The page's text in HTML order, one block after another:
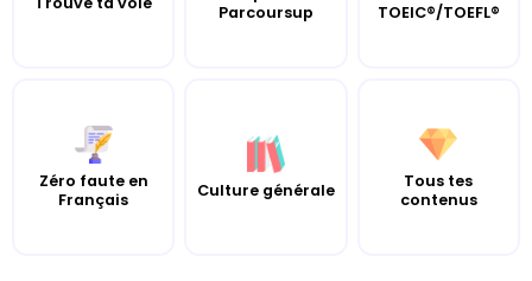
Parcoursup
TOEIC®/TOEFL®
Zéro faute en
Français
Culture générale
Tous tes
contenus